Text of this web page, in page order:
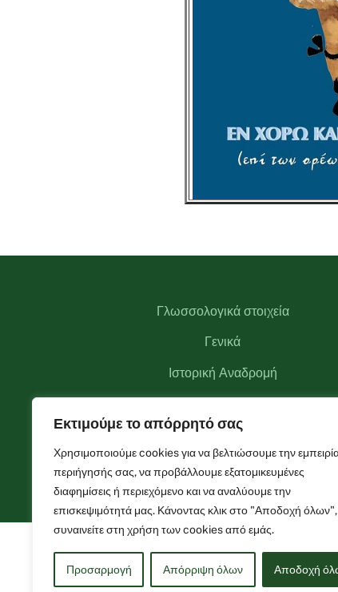
Εκτιμούμε το απόρρητό σας
Χρησιμοποιούμε cookies για να βελτιώσουμε την
περιήγησής σας, να προβάλλουμε εξατομικευμένες
διαφημίσεις ή περιεχόμενο και να αναλύουμε την
επισκεψιμότητά μας. Κάνοντας κλικ στο "Αποδοχή όλων",
συναινείτε στη χρήση των cookies από εμάς.
Προσαρμογή Απόρριψη όλων Αποδοχή
Γλωσσολογικά στοιχεία
Γενικά
Ιστορική Αναδρομή
Αναγκαστικός Συνεταιρισμός Θεοδωριάνων
Φωτογραφίες